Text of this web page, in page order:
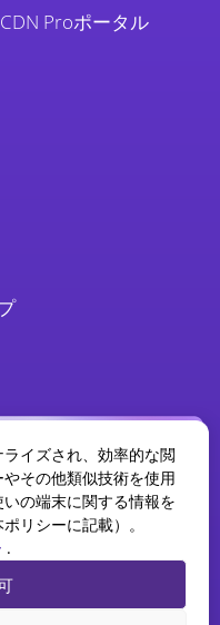
CDN Proポータル
イズされ、効率的な閲
その他類似技術を使用
の端末に関する情報を
リシーに記載）。
.
WAAPレポート